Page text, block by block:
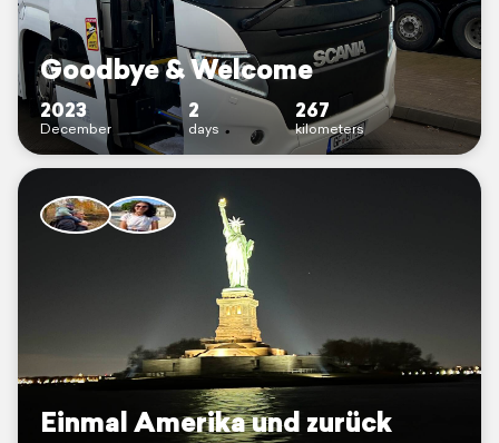
Goodbye & Welcome
2023
December
2
days
267
kilometers
Einmal Amerika und zurück